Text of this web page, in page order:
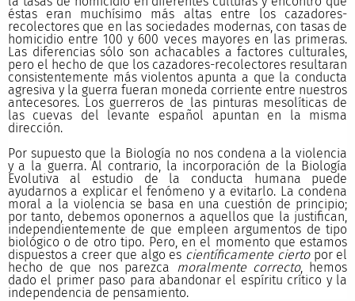
éstas eran muchísimo más altas entre los cazadores-
recolectores que en las sociedades modernas, con tasas de
homicidio entre 100 y 600 veces mayores en las primeras.
Las diferencias sólo son achacables a factores culturales,
pero el hecho de que los cazadores-recolectores resultaran
consistentemente más violentos apunta a que la conducta
agresiva y la guerra fueran moneda corriente entre nuestros
antecesores. Los guerreros de las pinturas mesolíticas de
las cuevas del levante español apuntan en la misma
dirección.
Por supuesto que la Biología no nos condena a la violencia
y a la guerra. Al contrario, la incorporación de la Biología
Evolutiva al estudio de la conducta humana puede
ayudarnos a explicar el fenómeno y a evitarlo. La condena
moral a la violencia se basa en una cuestión de principio;
por tanto, debemos oponernos a aquellos que la justifican,
independientemente de que empleen argumentos de tipo
biológico o de otro tipo. Pero, en el momento que estamos
dispuestos a creer que algo es científicamente ciertopor el
hecho de que nos parezca
moralmente correcto, hemos
dado el primer paso para abandonar el espíritu crítico y la
independencia de pensamiento.